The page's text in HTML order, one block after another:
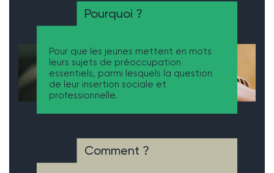
Pourquoi ?
Pour que les jeunes mettent en mots
leurs sujets de préoccupation
essentiels, parmi lesquels la question
de leur insertion sociale et
professionnelle.
Comment ?